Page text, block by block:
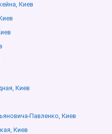
Киев
Киев
Павленко, Киев
Киев